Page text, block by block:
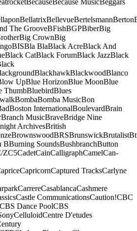
BecauseBecause MusicBeggars
BellatrixBellevueBertelsmannBerton
The GrooveBFishBGPBiberBig
Big CrownBig
BISBla BlaBlack AcreBlack And
Black CatBlack ForumBlack JazzBlack
BlackhawkBlackwoodBlanco
UpBlue HorizonBlue MoonBlue
ThumbBluebirdBlues
BombaBomba MusicBon
Boston InternationalBoulevardBrain
Branch MusicBraveBridge Nine
ArchivesBritish
BrownswoodBRSBrunswickBrutalist
BBurning SoundsBushbranchButton
ZC5CadetCainCalligraphCamelCan-
CapricornCaptured TracksCarlyne
CarrereCasablancaCashmere
Castle CommunicationsCaution!CBC
CBS Dance PoolCBS
CelluloidCentre D'etudes